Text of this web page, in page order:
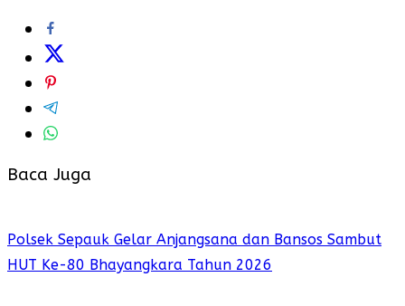
Baca Juga
Polsek Sepauk Gelar Anjangsana dan Bansos Sambut
HUT Ke-80 Bhayangkara Tahun 2026